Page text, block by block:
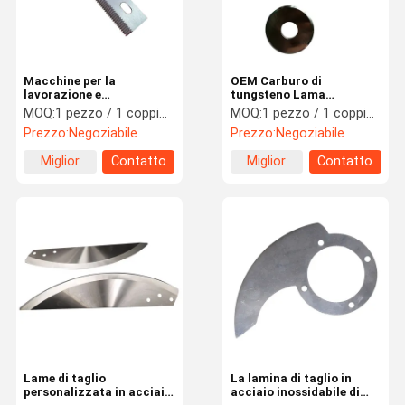
OEM Carburo di
tungsteno Lama
circolare Lama di taglio
rotonda Dimensioni
personalizzate
MOQ:1 pezzo / 1 coppia / 1 set
Prezzo:Negoziabile
Miglior
Contatto
Macchine per la
lavorazione e
l'imballaggio del latte
MOQ:1 pezzo / 1 coppia / 1 set
Prezzo:Negoziabile
Miglior
Contatto
La lamina di taglio in
acciaio inossidabile di
Lame di taglio
personalizzata in acciaio